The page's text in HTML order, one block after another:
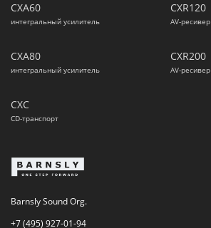
CXA60
интегральный усилитель
CXA80
интегральный усилитель
CXC
CD-транспорт
CXR120
AV-ресивер
CXR200
AV-ресивер
Barnsly Sound Org.
+7 (495) 927-01-94